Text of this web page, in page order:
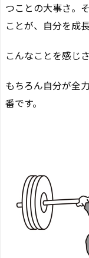
つことの大事さ。
ことが、自分を成
こんなことを感じ
もちろん自分が全
番です。